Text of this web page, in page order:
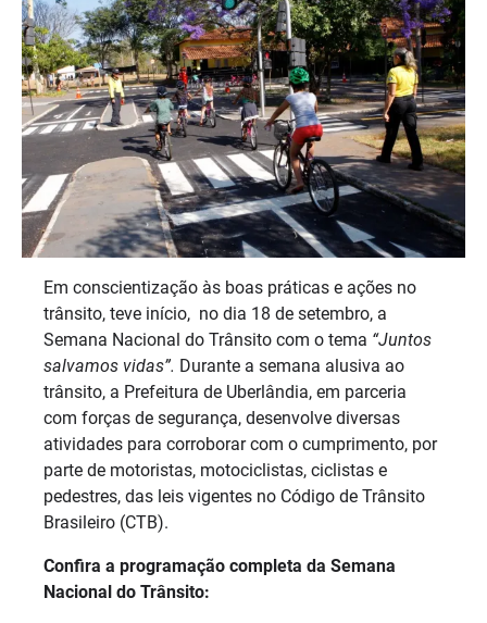
Em conscientização às boas práticas e ações no
trânsito, teve início, no dia 18 de setembro, a
Semana Nacional do Trânsito com o tema “Juntos
salvamos vidas”. Durante a semana alusiva ao
trânsito, a Prefeitura de Uberlândia, em parceria
com forças de segurança, desenvolve diversas
atividades para corroborar com o cumprimento, por
parte de motoristas, motociclistas, ciclistas e
pedestres, das leis vigentes no Código de Trânsito
Brasileiro (CTB).
Confira a programação completa da Semana
Nacional do Trânsito: